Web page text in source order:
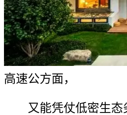
高速公方面，
又能凭仗低密生态